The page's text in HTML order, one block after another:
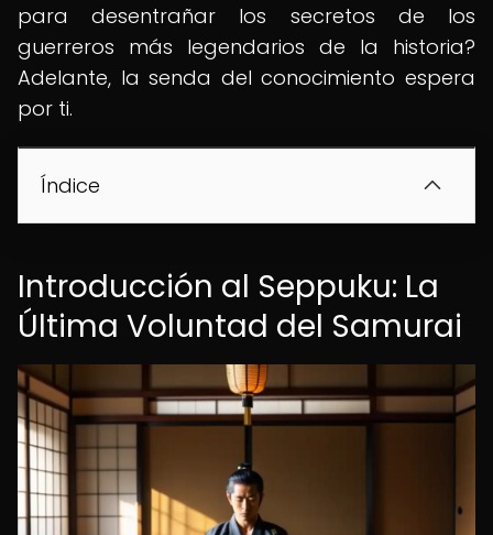
para desentrañar los secretos de los
guerreros más legendarios de la historia?
Adelante, la senda del conocimiento espera
por ti.
Índice
Introducción al Seppuku: La
Última Voluntad del Samurai